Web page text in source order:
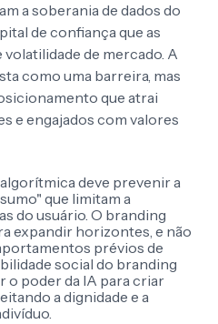
a soberania de dados do
de confiança que as
de mercado. A
como uma barreira, mas
que atrai
e engajados com valores
deve prevenir a
que limitam a
do usuário. O branding
expandir horizontes, e não
prévios de
social do branding
o poder da IA para criar
a dignidade e a